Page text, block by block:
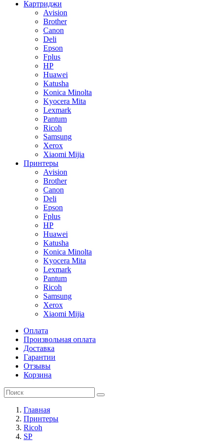
Картриджи
Avision
Brother
Canon
Deli
Epson
Fplus
HP
Huawei
Katusha
Konica Minolta
Kyocera Mita
Lexmark
Pantum
Ricoh
Samsung
Xerox
Xiaomi Mijia
Принтеры
Avision
Brother
Canon
Deli
Epson
Fplus
HP
Huawei
Katusha
Konica Minolta
Kyocera Mita
Lexmark
Pantum
Ricoh
Samsung
Xerox
Xiaomi Mijia
Оплата
Произвольная оплата
Доставка
Гарантии
Отзывы
Корзина
Главная
Принтеры
Ricoh
SP